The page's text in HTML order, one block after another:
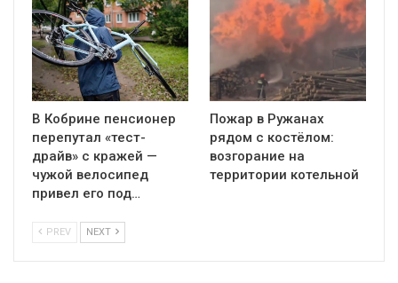
В Кобрине пенсионер
перепутал «тест-
драйв» с кражей —
чужой велосипед
привел его под…
Пожар в Ружанах
рядом с костёлом:
возгорание на
территории котельной
PREV NEXT